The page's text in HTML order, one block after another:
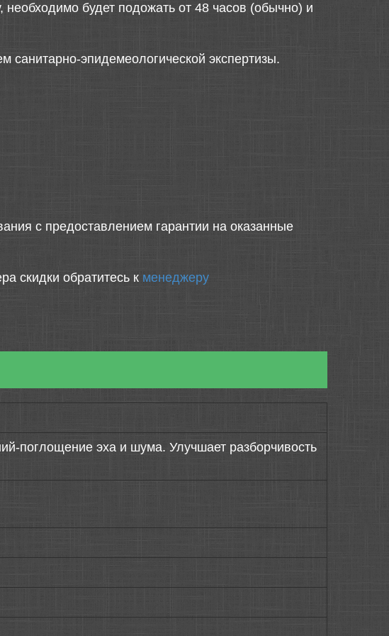
будет подожать от 48 часов (обычно) и
санитарно-эпидемеологической экспертизы.
с предоставлением гарантии на оказанные
скидки обратитесь к менеджеру
поглощение эха и шума. Улучшает разборчивость